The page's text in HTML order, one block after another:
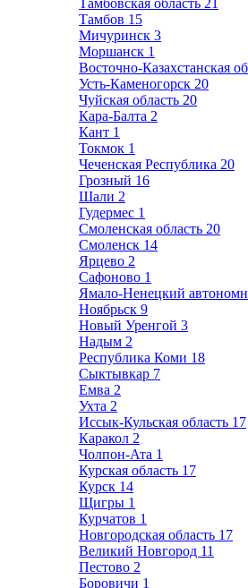
Тамбовская область 21
Тамбов 15
Мичуринск 3
Моршанск 1
Восточно-Казахстанская
Усть-Каменогорск 20
Чуйская область 20
Кара-Балта 2
Кант 1
Токмок 1
Чеченская Республика 20
Грозный 16
Шали 2
Гудермес 1
Смоленская область 20
Смоленск 14
Ярцево 2
Сафоново 1
Ямало-Ненецкий
Ноябрьск 9
Новый Уренгой 3
Надым 2
Республика Коми 18
Сыктывкар 7
Емва 2
Ухта 2
Иссык-Кульская область 17
Каракол 2
Чолпон-Ата 1
Курская область 17
Курск 14
Щигры 1
Курчатов 1
Новгородская область 17
Великий Новгород 11
Пестово 2
Боровичи 1